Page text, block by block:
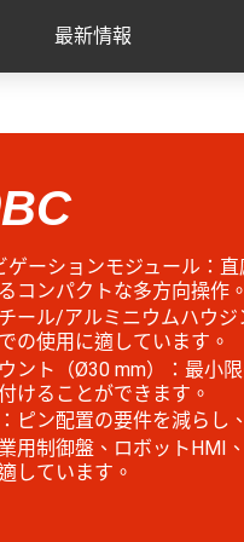
最新情報
ゲーションモジュール：
コンパクトな多方向操作。
ール/アルミニウムハウ
の使用に適しています。
ント（Ø30 mm）：最小
けることができます。
ピン配置の要件を減らし
用制御盤、ロボットHMI
しています。